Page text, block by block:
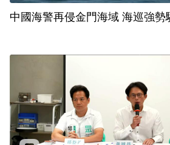
中國海警再侵金門海域 海巡強勢